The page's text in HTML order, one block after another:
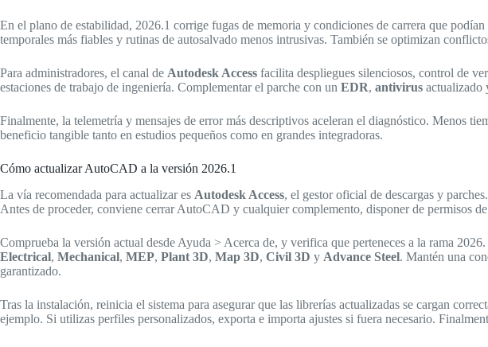
En el plano de estabilidad, 2026.1 corrige fugas de memoria y condiciones de carrera que
temporales más fiables y rutinas de autosalvado menos intrusivas. También se optimizan
Para administradores, el canal de Autodesk Access facilita despliegues silenciosos, control de
estaciones de trabajo de ingeniería. Complementar el parche con un EDR, antivirus actualizado
Finalmente, la telemetría y mensajes de error más descriptivos aceleran el diagnóstico. Menos
beneficio tangible tanto en estudios pequeños como en grandes integradoras.
Cómo actualizar AutoCAD a la versión 2026.1
La vía recomendada para actualizar es Autodesk Access, el gestor oficial de descargas y
Antes de proceder, conviene cerrar AutoCAD y cualquier complemento, disponer de permisos
Comprueba la versión actual desde Ayuda > Acerca de, y verifica que perteneces a la rama
Electrical, Mechanical, MEP, Plant 3D, Map 3D, Civil 3D y Advance Steel. Mantén una
garantizado.
Tras la instalación, reinicia el sistema para asegurar que las librerías actualizadas se cargan
ejemplo. Si utilizas perfiles personalizados, exporta e importa ajustes si fuera necesario.